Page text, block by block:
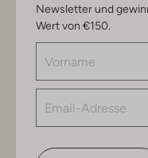
Newsletter und
Wert von €150.